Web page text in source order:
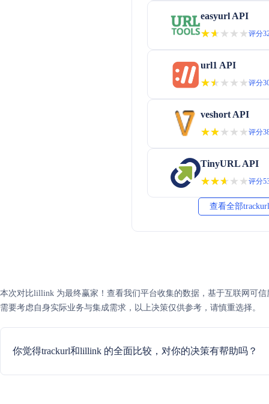
easyurl API
★★★★★
★★★★★评分
url1 API
★★★★★
★★★★★评分
veshort API
★★★★★
★★★★★评分
TinyURL API
★★★★★
★★★★★评分
查看全部
本次对比lillink 为最终赢家！查看我们平台收集的数据，基于互联网可
需要考虑自身实际业务与集成需求，以上决策仅供参考，请慎重选择。
你觉得trackurl和lillink 的全面比较，对你的决策有帮助吗？